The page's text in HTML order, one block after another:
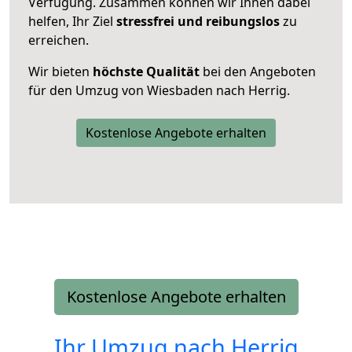
helfen, Ihr Ziel stressfrei und reibungsloszu
erreichen.
Wir bieten höchste Qualität bei den Angeboten
für den Umzug von Wiesbaden nach Herrig.
Kostenlose Angebote erhalten
Kostenlose Angebote erhalten